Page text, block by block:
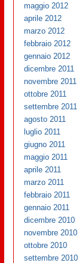
maggio 2012
aprile 2012
marzo 2012
febbraio 2012
gennaio 2012
dicembre 2011
novembre 2011
ottobre 2011
settembre 2011
agosto 2011
luglio 2011
giugno 2011
maggio 2011
aprile 2011
marzo 2011
febbraio 2011
gennaio 2011
dicembre 2010
novembre 2010
ottobre 2010
settembre 2010